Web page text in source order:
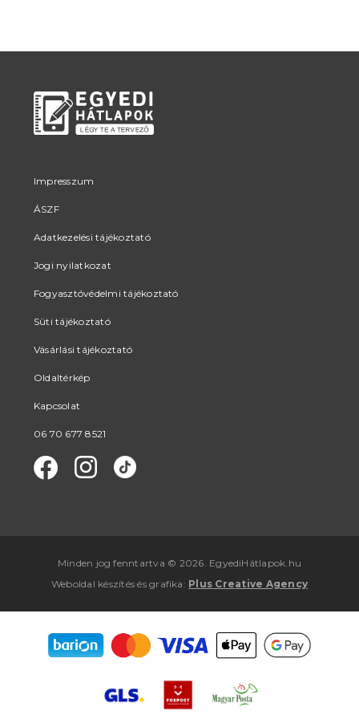
Impresszum
ÁSZF
Adatkezelési tájékoztató
Jogi nyilatkozat
Fogyasztóvédelmi tájékoztató
Süti tájékoztató
Vásárlási tájékoztató
Oldaltérkép
Kapcsolat
06 70 677 8521
Minden jog fenntartva © 2026. EgyediHátlapok.hu
Weboldal készítés ésgrafika : Plus Creative Agency